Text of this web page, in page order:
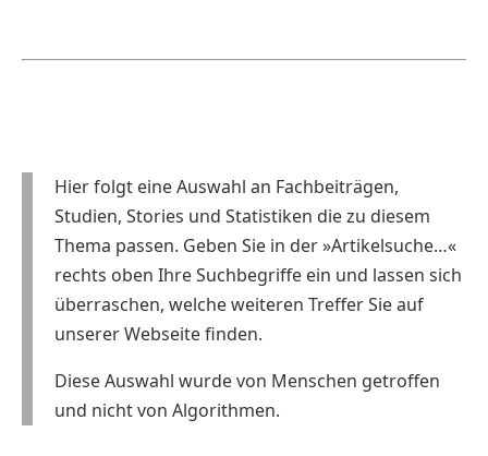
Hier folgt eine Auswahl an Fachbeiträgen,
Studien, Stories und Statistiken die zu diesem
Thema passen. Geben Sie in der »Artikelsuche…«
rechts oben Ihre Suchbegriffe ein und lassen sich
überraschen, welche weiteren Treffer Sie auf
unserer Webseite finden.
Diese Auswahl wurde von Menschen getroffen
und nicht von Algorithmen.